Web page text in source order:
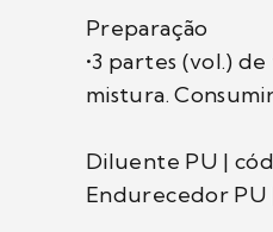
Preparação
•3 partes (vol.)
mistura.
Diluente PU | cód
Endurecedor PU